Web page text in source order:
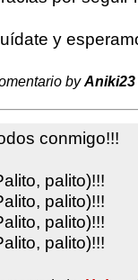
y
byAniki23
conmigo!!!
palito)!!!
palito)!!!
palito)!!!
palito)!!!